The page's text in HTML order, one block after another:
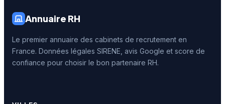
Annuaire RH
Le premier annuaire des cabinets de recrutement en
France. Données légales SIRENE, avis Google et score de
confiance pour choisir le bon partenaire RH.